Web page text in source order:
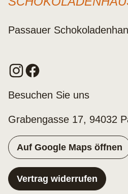
Passauer
Besuchen Sie uns
Grabengasse 17, 94032
Auf Google Maps öffnen
Vertrag widerrufen